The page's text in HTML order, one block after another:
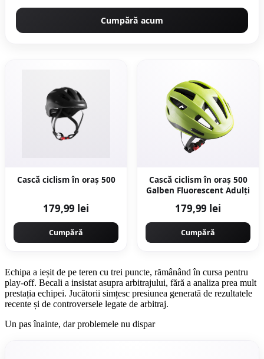
Cumpără acum
Cască ciclism în oraș 500
179,99 lei
Cumpără
Cască ciclism în oraș 500
Galben Fluorescent Adulți
179,99 lei
Cumpără
Echipa a ieșit de pe teren cu trei puncte, rămânând în cursa pentru
play-off. Becali a insistat asupra arbitrajului, fără a analiza prea mult
prestația echipei. Jucătorii simțesc presiunea generată de rezultatele
recente și de controversele legate de arbitraj.
Un pas înainte, dar problemele nu dispar